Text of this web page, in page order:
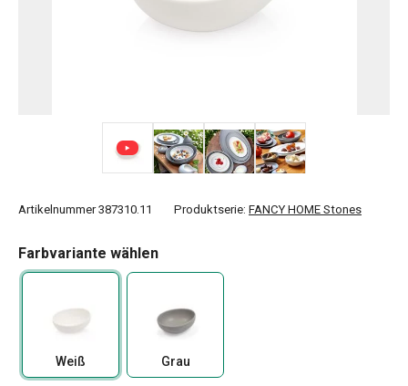
Artikelnummer 387310.11 Produktserie: FANCY HOME Stones
Farbvariante wählen
Weiß Grau